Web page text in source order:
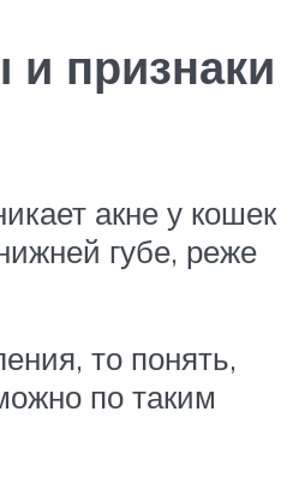
признаки
акне у кошек
губе, реже
то понять,
по таким